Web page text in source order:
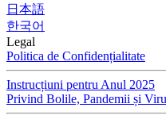
日本語
한국어
Legal
Politica de Confidențialitate
Instrucțiuni pentru Anul 2025
Privind Bolile, Pandemii și